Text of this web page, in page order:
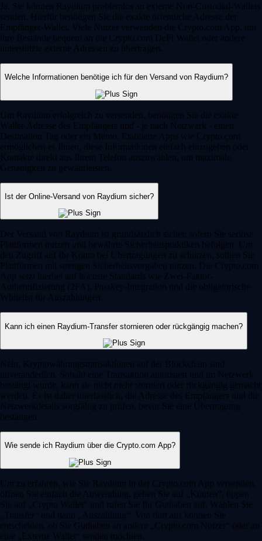
Ja, Sie können Raydium problemlos an externe Non-Custodial-Wallets
senden. Hierfür benötigen Sie die exakte öffentliche Adresse der
Empfänger-Wallet. Viele Nutzer verwenden die Crypto.com App, um
ihre Bestände bequem an die Crypto.com DeFi Wallet oder andere
unterstützte externe Adressen zu übertragen.
Welche Informationen benötige ich für den Versand von Raydium?
Um Raydium erfolgreich zu versenden, benötigen Sie die exakte
Wallet-Adresse des Empfängers und - je nach Netzwerk - einen
Destination Tag oder ein Memo. Etablierte Apps wie Crypto.com
ermöglichen es Ihnen, diese Informationen einfach einzugeben oder
Kontakte direkt aus Ihrem Telefon auszuwählen, um maximale
Genauigkeit zu gewährleisten.
Ist der Online-Versand von Raydium sicher?
Der Versand von Raydium ist grundsätzlich sicher, sofern Sie seriöse
Plattformen nutzen und bewährte Sicherheitspraktiken befolgen. Um
den Zugriff auf Ihr Konto bei Übertragungen zu schützen, sollten Sie
Plattformen mit strengen Sicherheitsvorgaben nutzen. Die Crypto.com
App setzt hierbei auf höchste Standards wie Zwei-Faktor-
Authentifizierung (2FA), Passkey-Integration und die obligatorische
Whitelist für Auszahlungen.
Kann ich einen Raydium-Transfer stornieren oder rückgängig machen?
Nein, Kryptowährungstransaktionen auf der Blockchain sind
unveränderlich. Sobald eine Transaktion autorisiert und im Netzwerk
bestätigt wurde, kann sie nicht mehr storniert oder rückgängig gemacht
werden. Es ist daher unerlässlich, die Adresse des Empfängers und die
Netzwerkdetails sorgfältig zu prüfen, bevor Sie eine Übertragung
bestätigen.
Wie sende ich Raydium über die Crypto.com App?
Um zu erfahren, wie Sie Raydium in der Crypto.com App versenden,
öffnen Sie einfach die Anwendung, gehen Sie auf „Konten“, tippen
Sie auf „Crypto Wallet“ und rufen Sie Ihr Guthaben auf. Wählen Sie
„Transfer“ und dann „Auszahlung“. Von dort aus können Sie
entscheiden, ob Sie Guthaben an andere „Crypto.com Nutzer“ oder an
eine „Externe Wallet“ senden möchten.